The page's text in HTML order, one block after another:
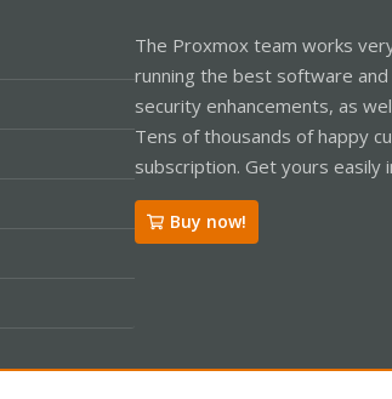
The Proxmox team works
running the best software
security enhancements, as
Tens of thousands of happy
subscription. Get yours easily
Buy now!